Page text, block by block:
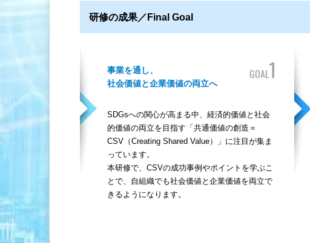
研修の成果／Final Goal
GOAL1
事業を通し、
社会価値と企業価値の両立へ
SDGsへの関心が高まる中、経済的価値と社会
的価値の両立を目指す「共通価値の創造＝
CSV（Creating Shared Value）」に注目が集ま
っています。
本研修で、CSVの成功事例やポイントを学ぶこ
とで、自組織でも社会価値と企業価値を両立で
きるようになります。